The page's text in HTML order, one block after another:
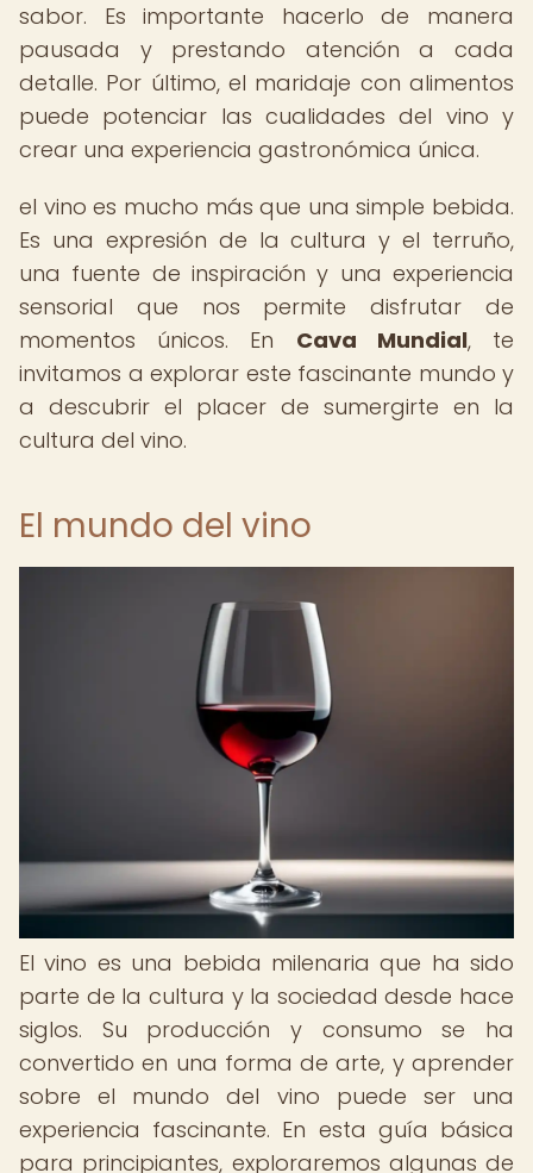
sabor. Es importante hacerlo de manera
pausada y prestando atención a cada
detalle. Por último, el maridaje con alimentos
puede potenciar las cualidades del vino y
crear una experiencia gastronómica única.
el vino es mucho más que una simple bebida.
Es una expresión de la cultura y el terruño,
una fuente de inspiración y una experiencia
sensorial que nos permite disfrutar de
momentos únicos. En Cava Mundial, te
invitamos a explorar este fascinante mundo y
a descubrir el placer de sumergirte en la
cultura del vino.
El mundo del vino
El vino es una bebida milenaria que ha sido
parte de la cultura y la sociedad desde hace
siglos. Su producción y consumo se ha
convertido en una forma de arte, y aprender
sobre el mundo del vino puede ser una
experiencia fascinante. En esta guía básica
para principiantes, exploraremos algunas de